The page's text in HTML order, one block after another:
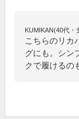
KUMIKAN(40代・
こちらのリカ
グにも。シン
クで履けるの